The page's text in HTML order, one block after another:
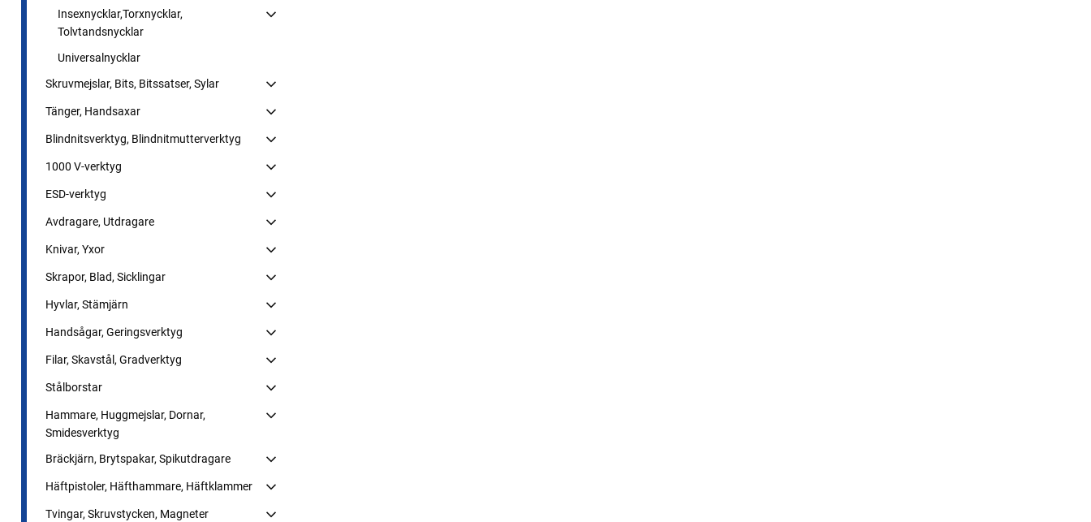
Insexnycklar,Torxnycklar,
Tolvtandsnycklar
Universalnycklar
Skruvmejslar, Bits, Bitssatser, Sylar
Tänger, Handsaxar
Blindnitsverktyg, Blindnitmutterverktyg
1000 V-verktyg
ESD-verktyg
Avdragare, Utdragare
Knivar, Yxor
Skrapor, Blad, Sicklingar
Hyvlar, Stämjärn
Handsågar, Geringsverktyg
Filar, Skavstål, Gradverktyg
Stålborstar
Hammare, Huggmejslar, Dornar,
Smidesverktyg
Bräckjärn, Brytspakar, Spikutdragare
Häftpistoler, Häfthammare, Häftklammer
Tvingar, Skruvstycken, Magneter